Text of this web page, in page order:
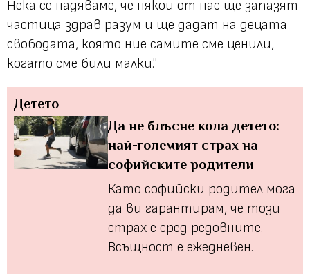
Нека се надяваме, че някои от нас ще запазят
частица здрав разум и ще дадат на децата
свободата, която ние самите сме ценили,
когато сме били малки."
Детето
Да не блъсне кола детето:
най-големият страх на
софийските родители
Като софийски родител мога
да ви гарантирам, че тoзи
страх е сред редовните.
Всъщност е ежедневен.